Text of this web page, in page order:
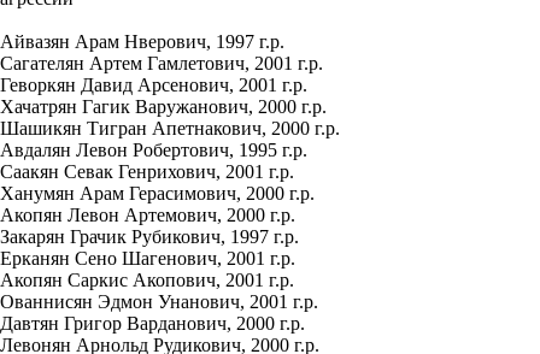
Айвазян Арам Нверович, 1997 г.р.
Сагателян Артем Гамлетович, 2001 г.р.
Геворкян Давид Арсенович, 2001 г.р.
Хачатрян Гагик Варужанович, 2000 г.р.
Шашикян Тигран Апетнакович, 2000 г.р.
Авдалян Левон Робертович, 1995 г.р.
Саакян Севак Генрихович, 2001 г.р.
Ханумян Арам Герасимович, 2000 г.р.
Акопян Левон Артемович, 2000 г.р.
Закарян Грачик Рубикович, 1997 г.р.
Ерканян Сено Шагенович, 2001 г.р.
Акопян Саркис Акопович, 2001 г.р.
Ованнисян Эдмон Унанович, 2001 г.р.
Давтян Григор Варданович, 2000 г.р.
Левонян Арнольд Рудикович, 2000 г.р.